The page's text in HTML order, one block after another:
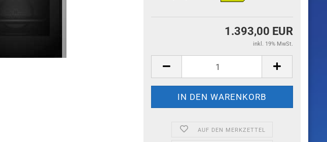
1.393,00 EUR
inkl. 19% MwSt.
AUF DEN MERKZETTEL